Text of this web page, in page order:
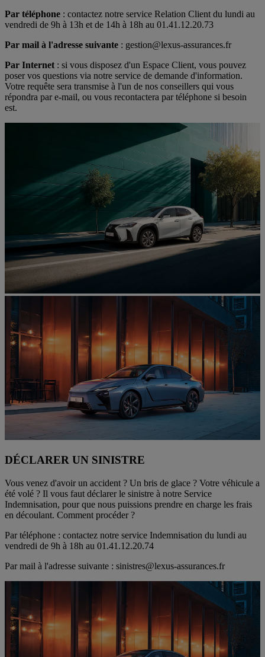
Par téléphone : contactez notre service Relation Client du lundi au
vendredi de 9h à 13h et de 14h à 18h au 01.41.12.20.73
Par mail à l'adresse suivante : gestion@lexus-assurances.fr
Par Internet : si vous disposez d'un Espace Client, vous pouvez
poser vos questions via notre service de demande d'information.
Votre requête sera transmise à l'un de nos conseillers qui vous
répondra par e-mail, ou vous recontactera par téléphone si besoin
est.
DÉCLARER UN SINISTRE
Vous venez d'avoir un accident ? Un bris de glace ? Votre véhicule a
été volé ? Il vous faut déclarer le sinistre à notre Service
Indemnisation, pour que nous puissions prendre en charge les frais
en découlant. Comment procéder ?
Par téléphone : contactez notre service Indemnisation du lundi au
vendredi de 9h à 18h au 01.41.12.20.74
Par mail à l'adresse suivante : sinistres@lexus-assurances.fr